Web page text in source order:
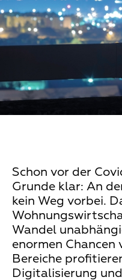
Schon vor der
Grunde klar: An
kein Weg vorbei.
Wandel
enormen Chancen
Bereiche
Digitalisierung